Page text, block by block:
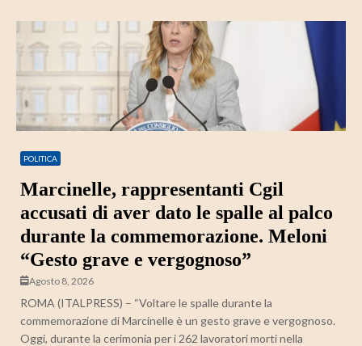
POLITICA
Marcinelle, rappresentanti Cgil
accusati di aver dato le spalle al palco
durante la commemorazione. Meloni
“Gesto grave e vergognoso”
Agosto 8, 2026
ROMA (ITALPRESS) – “Voltare le spalle durante la
commemorazione di Marcinelle è un gesto grave e vergognoso.
Oggi, durante la cerimonia per i 262 lavoratori morti nella